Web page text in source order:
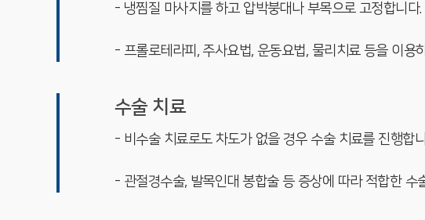
- 냉찜질 마사지를 하고 압박붕대나 부목으로 고정합니다.
- 프롤로테라피, 주사요법, 운동요법, 물리치료 등을 이용
수술 치료
- 비수술 치료로도 차도가 없을 경우 수술 치료를 진행합
- 관절경수술, 발목인대 봉합술 등 증상에 따라 적합한 수